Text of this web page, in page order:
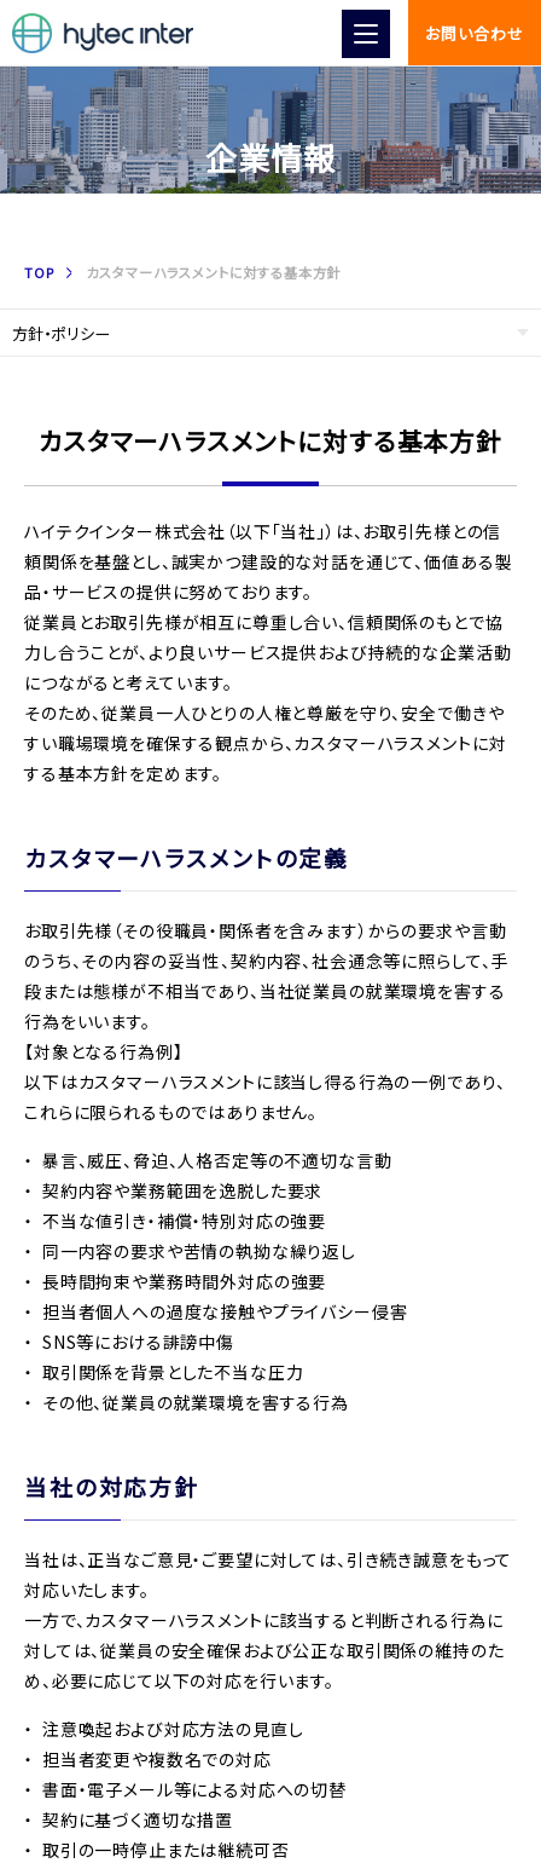
お問い合わせ
企業情報
TOP カスタマーハラスメントに対する基本方針
カスタマーハラスメントに対する基本方針
ハイテクインター株式会社（以下「当社」）は、お取引先様との信
頼関係を基盤とし、誠実かつ建設的な対話を通じて、価値ある製
品・サービスの提供に努めております。
従業員とお取引先様が相互に尊重し合い、信頼関係のもとで協
力し合うことが、より良いサービス提供および持続的な企業活動
につながると考えています。
そのため、従業員一人ひとりの人権と尊厳を守り、安全で働きや
すい職場環境を確保する観点から、カスタマーハラスメントに対
する基本方針を定めます。
カスタマーハラスメントの定義
お取引先様（その役職員・関係者を含みます）からの要求や言動
のうち、その内容の妥当性、契約内容、社会通念等に照らして、手
段または態様が不相当であり、当社従業員の就業環境を害する
行為をいいます。
【対象となる行為例】
以下はカスタマーハラスメントに該当し得る行為の一例であり、
これらに限られるものではありません。
暴言、威圧、脅迫、人格否定等の不適切な言動
契約内容や業務範囲を逸脱した要求
不当な値引き・補償・特別対応の強要
同一内容の要求や苦情の執拗な繰り返し
長時間拘束や業務時間外対応の強要
担当者個人への過度な接触やプライバシー侵害
SNS等における誹謗中傷
取引関係を背景とした不当な圧力
その他、従業員の就業環境を害する行為
当社の対応方針
当社は、正当なご意見・ご要望に対しては、引き続き誠意をもって
対応いたします。
一方で、カスタマーハラスメントに該当すると判断される行為に
対しては、従業員の安全確保および公正な取引関係の維持のた
め、必要に応じて以下の対応を行います。
注意喚起および対応方法の見直し
担当者変更や複数名での対応
書面・電子メール等による対応への切替
契約に基づく適切な措置
取引の一時停止または継続可否